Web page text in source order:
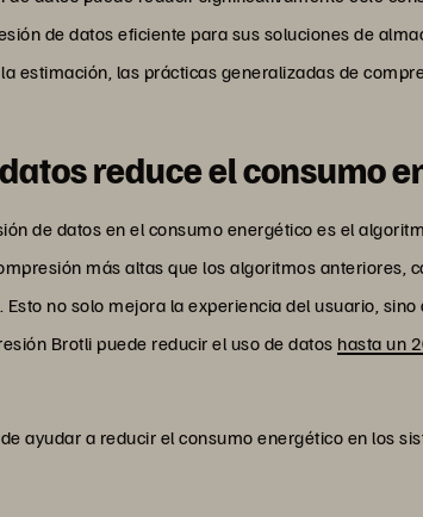
de datos eficiente para sus soluciones de
estimación, las prácticas generalizadas de
reduce el consumo
de datos en el consumo energético es el
más altas que los algoritmos anteriores,
no solo mejora la experiencia del usuario,
Brotli puede reducir el uso de datos hasta un
ayudar a reducir el consumo energético en los